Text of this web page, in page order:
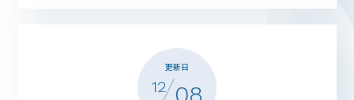
BTLはエネルギーベース医療技術に関する強固な国際特
許ポートフォリオを有しており、今回の和解は知的財産を
更新日
12 08